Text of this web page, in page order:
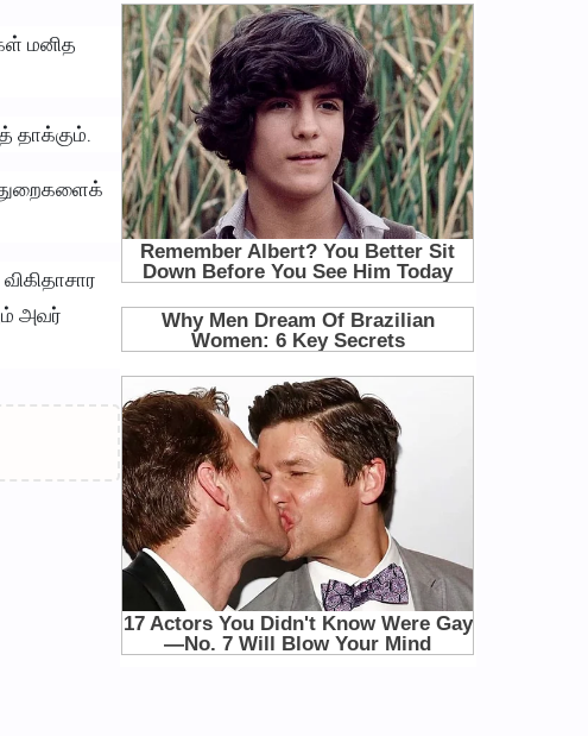
மனித
தாக்கும்.
துறைகளைக்
அவர்